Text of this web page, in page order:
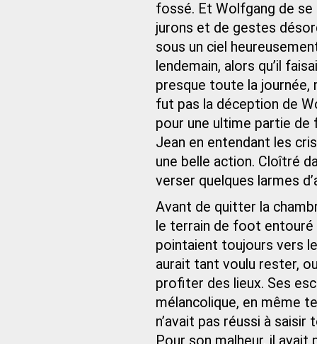
fossé. Et Wolfgang de
jurons et de gestes
sous un ciel
lendemain, alors qu’il
presque toute la journée,
fut pas la déception de
pour une ultime partie
Jean en entendant les
une belle action. Cloîtré
verser quelques larmes
Avant de quitter la
le terrain de foot entouré
pointaient toujours vers
aurait tant voulu rester,
profiter des lieux. Ses
mélancolique, en même
n’avait pas réussi à